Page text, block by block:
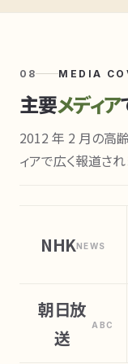
08 MEDIA
主要メディア
2012 年 2 月の高
ィアで広く報道され
NHKNEWS
朝日放
送
ABC